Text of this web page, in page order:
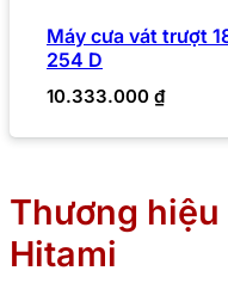
Máy cưa vát trượt
254 D
10.333.000 ₫
Thương
Hitami